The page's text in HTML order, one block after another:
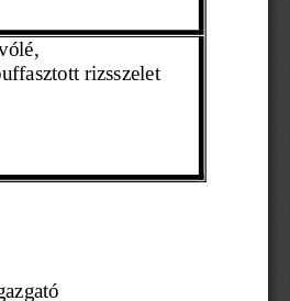
rizsszelet
igazgató